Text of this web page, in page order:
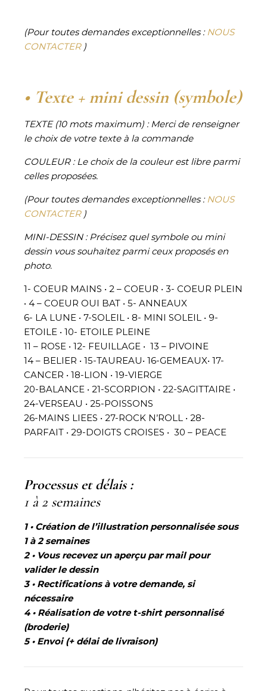
(Pour toutes demandes exceptionnelles :NOUS
CONTACTER)
• Texte + mini dessin (symbole)
TEXTE (10 mots maximum) :Merci de renseigner
le choix de votre texte à la commande
COULEUR :Le choix de la couleur est libre parmi
celles proposées.
(Pour toutes demandes exceptionnelles :NOUS
CONTACTER)
MINI-DESSIN : Précisez quel symbole ou mini
dessin vous souhaitez parmi ceux proposés en
photo.
1- COEUR MAINS • 2 – COEUR • 3- COEUR PLEIN
• 4 – COEUR OUI BAT • 5- ANNEAUX
6- LA LUNE • 7-SOLEIL • 8- MINI SOLEIL • 9-
ETOILE • 10- ETOILE PLEINE
11 – ROSE • 12- FEUILLAGE • 13 – PIVOINE
14 – BELIER • 15-TAUREAU• 16-GEMEAUX• 17-
CANCER • 18-LION • 19-VIERGE
20-BALANCE • 21-SCORPION • 22-SAGITTAIRE •
24-VERSEAU • 25-POISSONS
26-MAINS LIEES • 27-ROCK N’ROLL • 28-
PARFAIT • 29-DOIGTS CROISES • 30 – PEACE
Processus et délais :
1 à 2 semaines
1 • Création de l’illustration personnalisée sous
1 à 2 semaines
2 • Vous recevez un aperçu par mail pour
valider le dessin
3 • Rectifications à votre demande, si
nécessaire
4 • Réalisation de votre t-shirt personnalisé
(broderie)
5 • Envoi (+ délai de livraison)